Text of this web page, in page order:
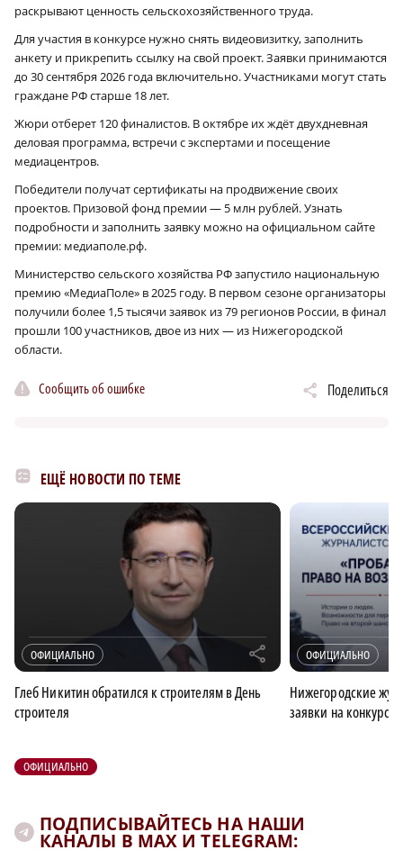
раскрывают ценность сельскохозяйственного труда.
Для участия в конкурсе нужно снять видеовизитку, заполнить
анкету и прикрепить ссылку на свой проект. Заявки принимаются
до 30 сентября 2026 года включительно. Участниками могут стать
граждане РФ старше 18 лет.
Жюри отберет 120 финалистов. В октябре их ждёт двухдневная
деловая программа, встречи с экспертами и посещение
медиацентров.
Победители получат сертификаты на продвижение своих
проектов. Призовой фонд премии — 5 млн рублей. Узнать
подробности и заполнить заявку можно на официальном сайте
премии: медиаполе.рф.
Министерство сельского хозяйства РФ запустило национальную
премию «МедиаПоле» в 2025 году. В первом сезоне организаторы
получили более 1,5 тысячи заявок из 79 регионов России, в финал
прошли 100 участников, двое из них — из Нижегородской
области.
Сообщить об ошибке Поделиться
ЕЩЁ НОВОСТИ ПО ТЕМЕ
ОФИЦИАЛЬНО r
Глеб Никитин обратился к строителям в День
строителя
ОФИЦИАЛЬНО
Нижегородские
заявки на конкурс
ОФИЦИАЛЬНО
ПОДПИСЫВАЙТЕСЬ НА НАШИ
КАНАЛЫ В MAX И TELEGRAM: